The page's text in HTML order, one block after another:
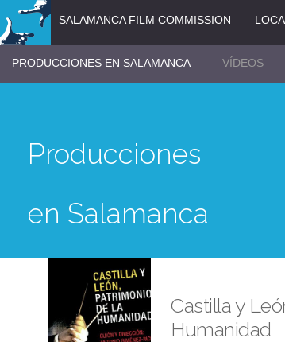
SALAMANCA FILM COMMISSION
PRODUCCIONES EN SALAMANCA VÍDEOS
Producciones
en Salamanca
Castilla y
Humanidad